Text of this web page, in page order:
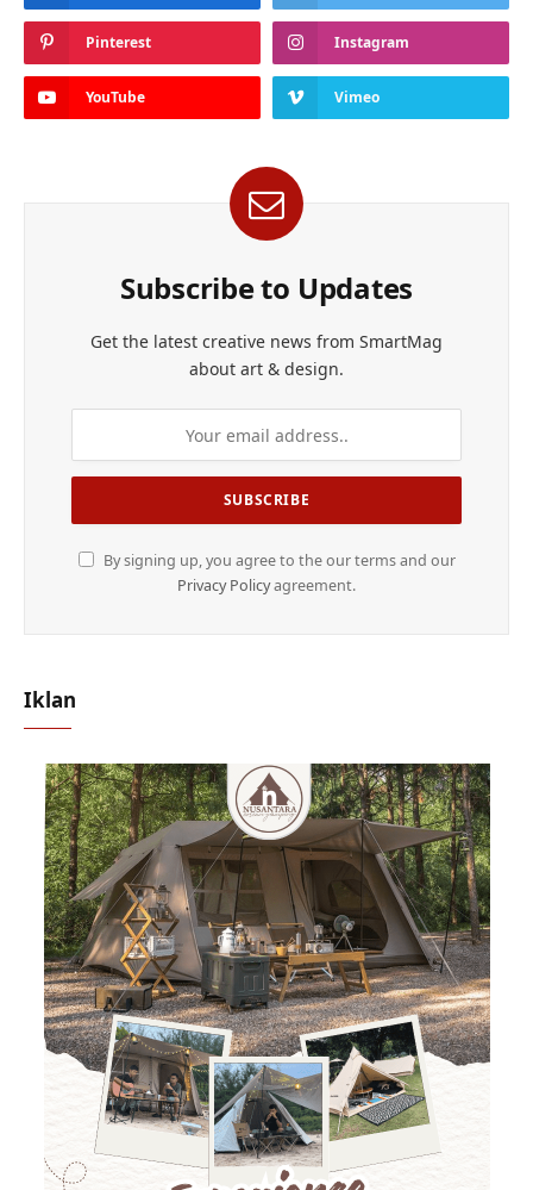
Pinterest Instagram
YouTube Vimeo
Subscribe to Updates
Get the latest creative news from SmartMag
about art & design.
By signing up, you agree to the our terms and our
Privacy Policyagreement.
Iklan